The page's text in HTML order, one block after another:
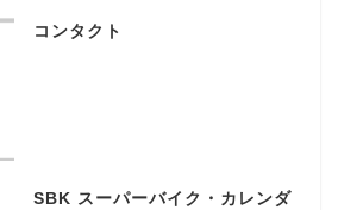
コンタクト
SBK スーパーバイク・カレンダ